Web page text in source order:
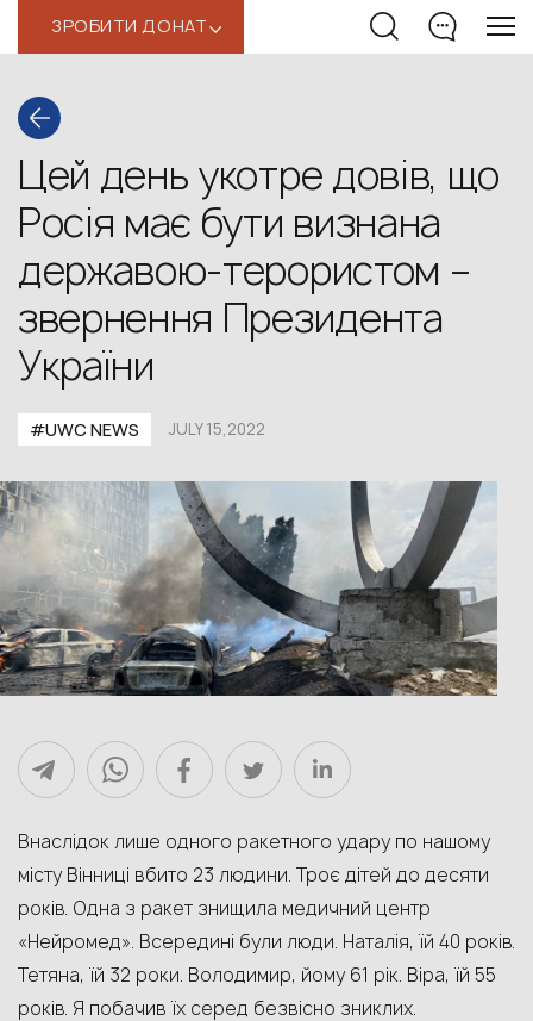
ЗРОБИТИ ДОНАТ‹
Цей день укотре довів, що
Росія має бути визнана
державою-терористом –
звернення Президента
України
#UWС NEWS JULY 15,2022
Внаслідок лише одного ракетного удару по нашому
місту Вінниці вбито 23 людини. Троє дітей до десяти
років. Одна з ракет знищила медичний центр
«Нейромед». Всередині були люди. Наталія, їй 40 років.
Тетяна, їй 32 роки. Володимир, йому 61 рік. Віра, їй 55
років. Я побачив їх серед безвісно зниклих.